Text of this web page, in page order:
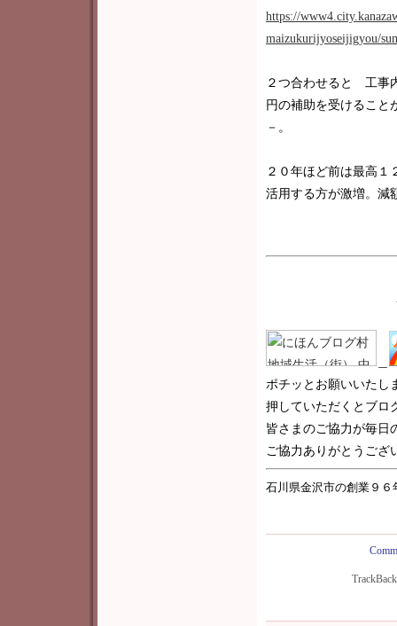
https://
maizukurijyoseijigyou/
２つ合わせると 工事
円の補助を受けること
－。
２０年ほど前は最高１
活用する方が激増。減
ポチッとお願いいたし
押していただくとブロ
皆さまのご協力が毎日
ご協力ありがとうござ
石川県金沢市の創業９